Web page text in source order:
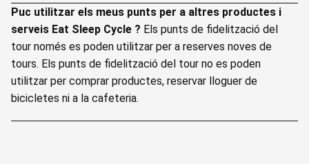
Puc utilitzar els meus punts per a altres productes i
serveis Eat Sleep Cycle ? Els punts de fidelització del
tour només es poden utilitzar per a reserves noves de
tours. Els punts de fidelització del tour no es poden
utilitzar per comprar productes, reservar lloguer de
bicicletes ni a la cafeteria.